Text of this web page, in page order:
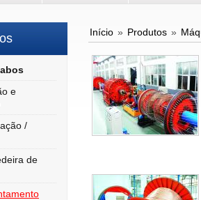
e
/
de
Início » Produtos »